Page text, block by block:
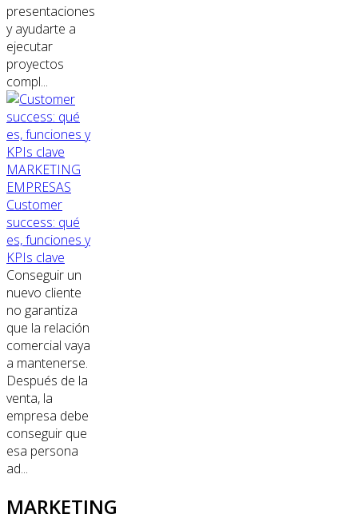
presentaciones
y ayudarte a
ejecutar
proyectos
compl...
MARKETING
EMPRESAS
Customer
success: qué
es, funciones y
KPIs clave
Conseguir un
nuevo cliente
no garantiza
que la relación
comercial vaya
a mantenerse.
Después de la
venta, la
empresa debe
conseguir que
esa persona
ad...
MARKETING